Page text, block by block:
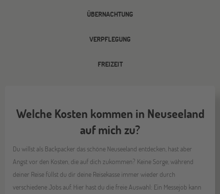
ÜBERNACHTUNG
VERPFLEGUNG
FREIZEIT
Welche Kosten kommen in Neuseeland
auf mich zu?
Du willst als Backpacker das schöne Neuseeland entdecken, hast aber
Angst vor den Kosten, die auf dich zukommen? Keine Sorge, während
deiner Reise füllst du dir deine Reisekasse immer wieder durch
verschiedene Jobs auf. Hier hast du die freie Auswahl: Ein Messejob kann